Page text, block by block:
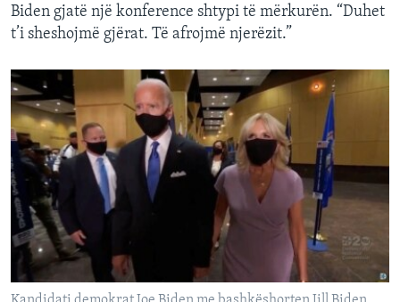
Biden gjatë një konference shtypi të mërkurën. “Duhet
t’i sheshojmë gjërat. Të afrojmë njerëzit.”